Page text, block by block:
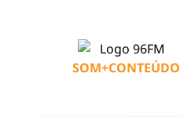
SOM+CONTEÚDO